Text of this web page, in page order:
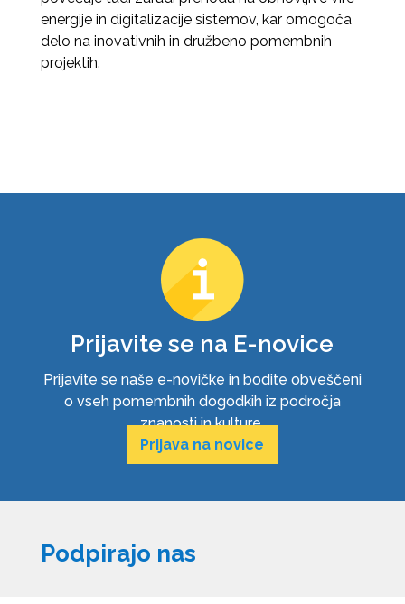
energije in digitalizacije sistemov, kar omogoča
delo na inovativnih in družbeno pomembnih
projektih.
Prijavite se na E-novice
Prijavite se naše e-novičke in bodite obveščeni
o vseh pomembnih dogodkih iz področja
znanosti in kulture.
Prijava na novice
Podpirajo nas